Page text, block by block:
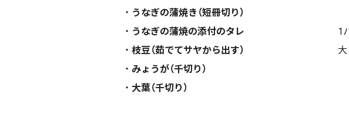
うなぎの蒲焼き（短冊切り）
うなぎの蒲焼の添付のタレ
1
枝豆（茹でてサヤから出す）
みょうが（千切り）
大葉（千切り）